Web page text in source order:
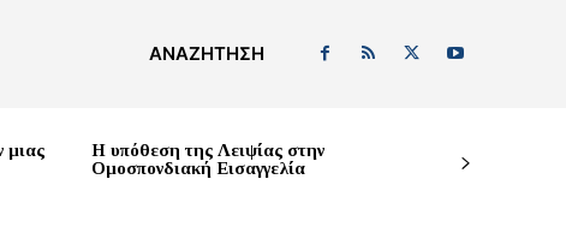
ΑΝΑΖΉΤΗΣΗ
μιας
Η υπόθεση της Λειψίας στην
Ομοσπονδιακή Εισαγγελία